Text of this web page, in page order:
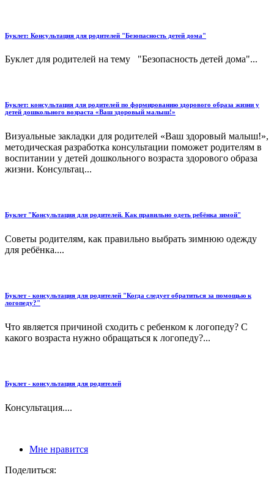
Буклет: Консультация для родителей "Безопасность детей дома"
Буклет для родителей на тему "Безопасность детей дома"...
Буклет: консультация для родителей по формированию здорового образа жизни у
детей дошкольного возраста «Ваш здоровый малыш!»
Визуальные закладки для родителей «Ваш здоровый малыш!»,
методическая разработка консультации поможет родителям в
воспитании у детей дошкольного возраста здорового образа
жизни. Консультац...
Буклет "Консультация для родителей. Как правильно одеть ребёнка зимой"
Советы родителям, как правильно выбрать зимнюю одежду
для ребёнка....
Буклет - консультация для родителей "Когда следует обратиться за помощью к
логопеду?"
Что является причиной сходить с ребенком к логопеду? С
какого возраста нужно обращаться к логопеду?...
Буклет - консультация для родителей
Консультация....
Мне нравится
Поделиться: